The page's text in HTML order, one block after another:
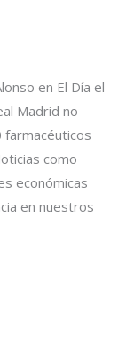
en El Día el
Madrid no
farmacéuticos
como
económicas
en nuestros